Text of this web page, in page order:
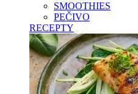
SMOOTHIES
PEČIVO
RECEPTY